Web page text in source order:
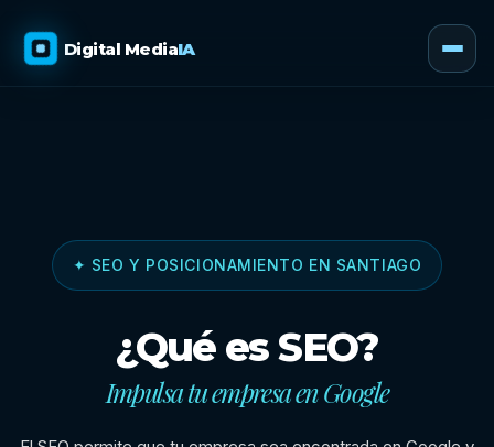
Digital MediaIA
✦ SEO Y POSICIONAMIENTO EN SANTIAGO
¿Qué es SEO?
Impulsa tu empresa en Google